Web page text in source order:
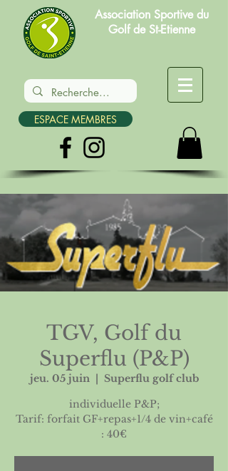
Association Sportive du
Golf de St-Etienne
ESPACE MEMBRES
TGV, Golf du
Superflu (P&P)
jeu. 05 juin
  |
Superflu golf club
individuelle P&P;
Tarif: forfait GF+repas+1/4 de vin+café
: 40€